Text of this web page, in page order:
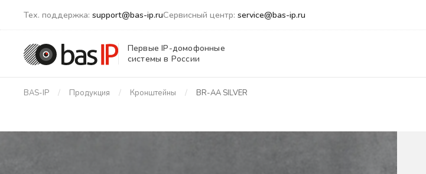
Тех. поддержка: support@bas-ip.ruСервисный центр: service@bas-ip.ru
Первые IP-домофонные
системы в России
BAS-IP Продукция Кронштейны BR-AA SILVER